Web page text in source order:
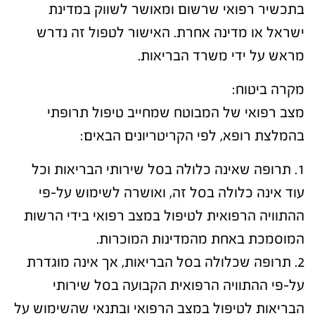
בתכשיר רפואי שרשום ומאושר לשווק במדינת
ישראל או מדינה אחרת. האישור לטפול זה נדרש
מראש על ידי משרד הבריאות.
מקרה ביטוח:
מצב רפואי של המבוטח שמחייב טיפול תרופתי
בהמלצת רופא, לפי הקריטריונים הבאים:
1. תרופה שאינה כלולה בסל שירותי הבריאות וכל
עוד אינה כלולה בסל זה, ואושרה לשימוש על-פי
ההתוויה הרפואית לטיפול במצב רפואי בידי הרשות
המוסמכת באחת מהמדינות המוכרות.
2. תרופה שכלולה בסל הבריאות, אך אינה מוגדרת
על-פי ההתוויה הרפואית הקבועה בסל שירותי
הבריאות לטיפול במצב הרפואי ובתנאי שהשימוש על